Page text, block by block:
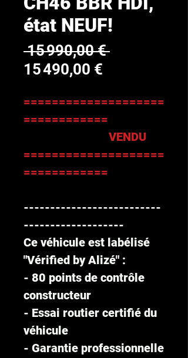
état NEUF!
15 990,00 € Prix
15 490,00 €
====================
============
VENDU
====================
============
--------------------------
-------------------
Ce véhicule est labélisé
"Vérified by Alizé" :
- 80 points de contrôle
constructeur
- Essai routier certifié du
véhicule
- Garantie professionnelle